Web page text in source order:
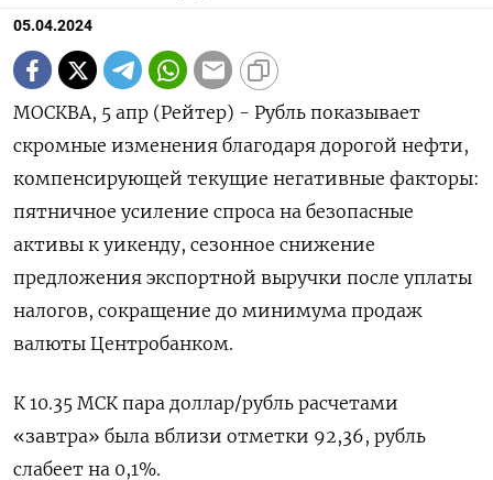
05.04.2024
МОСКВА, 5 апр (Рейтер) - Рубль показывает
скромные изменения благодаря дорогой нефти,
компенсирующей текущие негативные факторы:
пятничное усиление спроса на безопасные
активы к уикенду, сезонное снижение
предложения экспортной выручки после уплаты
налогов, сокращение до минимума продаж
валюты Центробанком.
К 10.35 МСК пара доллар/рубль расчетами
«завтра» была вблизи отметки 92,36, рубль
слабеет на 0,1%.